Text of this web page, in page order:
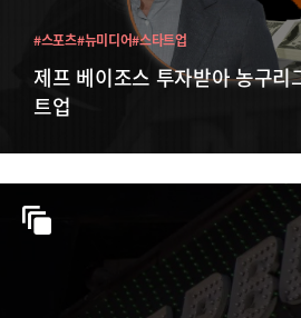
제프 베이조스 투자받아 농구리
트업
#스포츠#뉴미디어#스타트업